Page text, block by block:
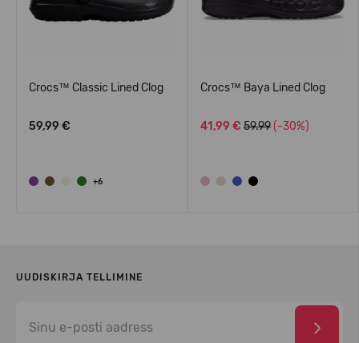
Crocs™ Classic Lined Clog
59,99 €
+6
Crocs™ Baya Lined Clog
41,99 € 59.99 (-30%)
UUDISKIRJA TELLIMINE